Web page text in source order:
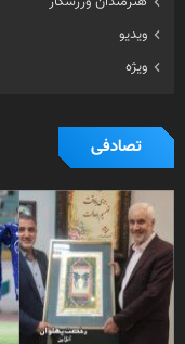
ویدیو
ویژه
تصادفی